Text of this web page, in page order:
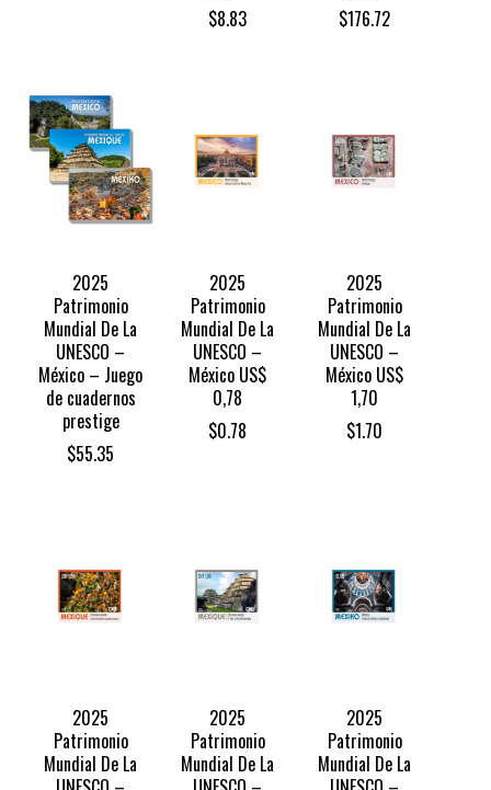
$8.83
$176.72
2025
Patrimonio
Mundial De La
UNESCO –
México – Juego
de cuadernos
prestige
$55.35
2025
Patrimonio
Mundial De La
UNESCO –
México US$
0,78
$0.78
2025
Patrimonio
Mundial De La
UNESCO –
México US$
1,70
$1.70
2025
Patrimonio
Mundial De La
2025
Patrimonio
Mundial De La
2025
Patrimonio
Mundial De La